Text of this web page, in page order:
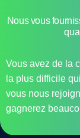
Nous vous
Vous avez de la
la plus difficile
vous nous
gagnerez